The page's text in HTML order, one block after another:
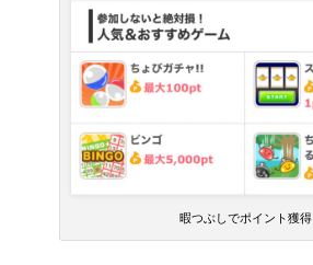
暇つぶしでポイント獲得